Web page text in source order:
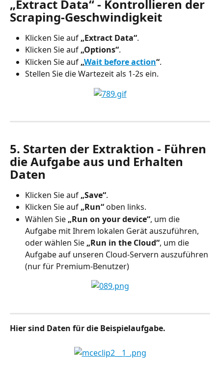
„Extract Data“ - Kontrollieren der
Scraping-Geschwindigkeit
Klicken Sie auf „Extract Data“.
Klicken Sie auf „Options“.
Klicken Sie auf „Wait before action“.
Stellen Sie die Wartezeit als 1-2s ein.
5. Starten der Extraktion - Führen
die Aufgabe aus und Erhalten
Daten
Klicken Sie auf „Save“.
Klicken Sie auf „Run“ oben links.
Wählen Sie „Run on your device“, um die
Aufgabe mit Ihrem lokalen Gerät auszuführen,
oder wählen Sie „Run in the Cloud“, um die
Aufgabe auf unseren Cloud-Servern auszuführen
(nur für Premium-Benutzer)
Hier sind Daten für die Beispielaufgabe.